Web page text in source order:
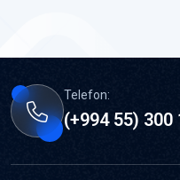
Telefon:
(+994 55) 300